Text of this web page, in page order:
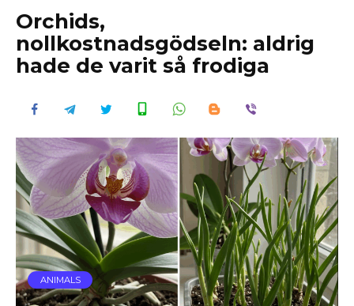
Orchids,
nollkostnadsgödseln: aldrig
hade de varit så frodiga
ANIMALS